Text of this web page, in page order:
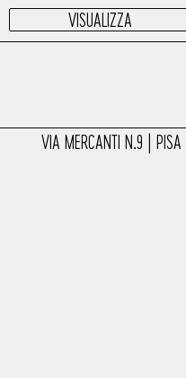
VISUALIZZA
VIA MERCANTI N.9 | PISA